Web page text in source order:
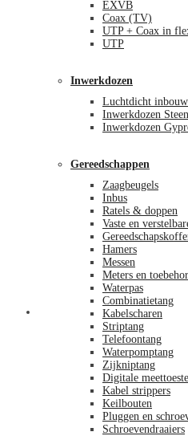
EXVB
Coax (TV)
UTP + Coax in
UTP
Inwerkdozen
Luchtdicht
Inwerkdozen Steen
Inwerkdozen
Gereedschappen
Zaagbeugels
Inbus
Ratels & doppen
Vaste en
Hamers
Messen
Meters en
Waterpas
Combinatietang
Kabelscharen
Striptang
Telefoontang
Waterpomptang
Zijkniptang
Digitale
Kabel strippers
Keilbouten
Pluggen en
Schroevendraaiers